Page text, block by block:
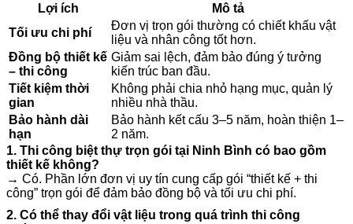
Lợi ích
Mô tả
Tối ưu chi phí
Đơn vị trọn gói thường có chiết khấu vật
liệu và nhân công tốt hơn.
Đồng bộ thiết kế
– thi công
Giảm sai lệch, đảm bảo đúng ý tưởng
kiến trúc ban đầu.
Tiết kiệm thời
gian
Không phải chia nhỏ hạng mục, quản lý
nhiều nhà thầu.
Bảo hành dài
hạn
Bảo hành kết cấu 3–5 năm, hoàn thiện 1–
2 năm.
1. Thi công biệt thự trọn gói tại Ninh Bình có bao gồm
thiết kế không?
→ Có. Phần lớn đơn vị uy tín cung cấp gói “thiết kế + thi
công” trọn gói để đảm bảo đồng bộ và tối ưu chi phí.
2. Có thể thay đổi vật liệu trong quá trình thi công